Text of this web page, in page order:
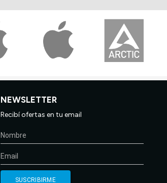
NEWSLETTER
Recibí ofertas en tu email